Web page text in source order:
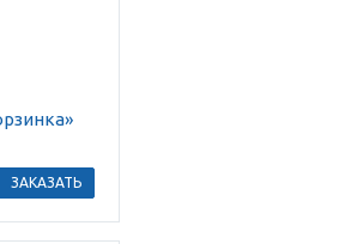
ЗАКАЗАТЬ